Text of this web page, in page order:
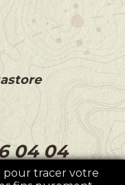
04 04
pour tracer votre